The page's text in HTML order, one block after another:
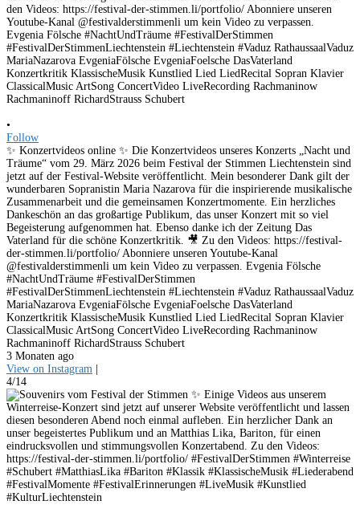
•
Follow
✨ Konzertvideos online ✨ Die Konzertvideos unseres Konzerts „Nacht und
Träume“ vom 29. März 2026 beim Festival der Stimmen Liechtenstein sind
jetzt auf der Festival-Website veröffentlicht. Mein besonderer Dank gilt der
wunderbaren Sopranistin Maria Nazarova für die inspirierende musikalische
Zusammenarbeit und die gemeinsamen Konzertmomente. Ein herzliches
Dankeschön an das großartige Publikum, das unser Konzert mit so viel
Begeisterung aufgenommen hat. Ebenso danke ich der Zeitung Das
Vaterland für die schöne Konzertkritik. 🎥 Zu den Videos: https://festival-
der-stimmen.li/portfolio/ Abonniere unseren Youtube-Kanal
@festivalderstimmenli um kein Video zu verpassen. Evgenia Fölsche
#NachtUndTräume #FestivalDerStimmen
#FestivalDerStimmenLiechtenstein #Liechtenstein #Vaduz RathaussaalVaduz
MariaNazarova EvgeniaFölsche EvgeniaFoelsche DasVaterland
Konzertkritik KlassischeMusik Kunstlied Lied LiedRecital Sopran Klavier
ClassicalMusic ArtSong ConcertVideo LiveRecording Rachmaninow
Rachmaninoff RichardStrauss Schubert
3 Monaten ago
View on Instagram |
4/14